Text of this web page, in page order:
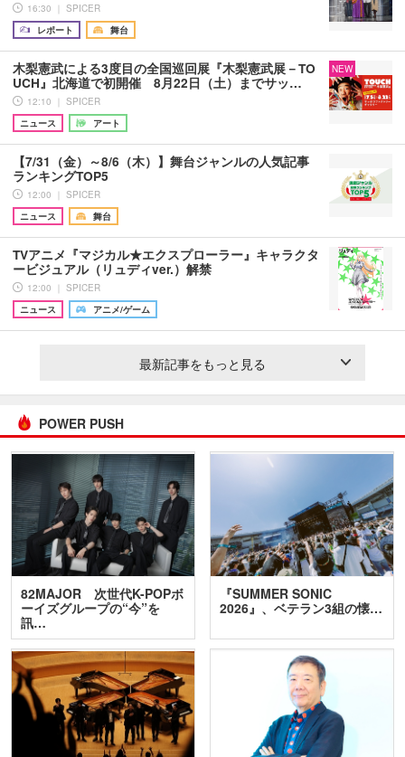
16:30 ｜ SPICER
レポート
舞台
木梨憲武による3度目の全国巡回展『木梨憲武展－TO
UCH』北海道で初開催 8月22日（土）までサッ…
12:10 ｜ SPICER
ニュース
アート
NEW
【7/31（金）～8/6（木）】舞台ジャンルの人気記事
ランキングTOP5
12:00 ｜ SPICER
ニュース
舞台
TVアニメ『マジカル★エクスプローラー』キャラクタ
ービジュアル（リュディver.）解禁
12:00 ｜ SPICER
ニュース
アニメ/ゲーム
最新記事をもっと見る
POWER PUSH
82MAJOR 次世代K-POPボ
ーイズグループの“今”を
訊…
『SUMMER SONIC
2026』、ベテラン3組の懐…